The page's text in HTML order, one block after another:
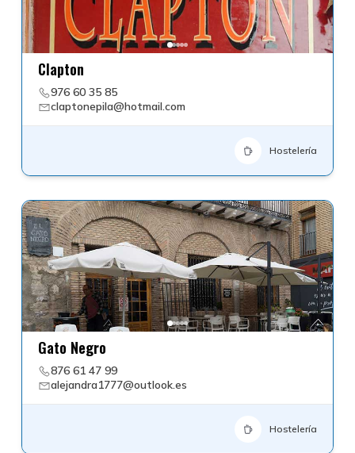
Clapton
976 60 35 85
claptonepila@hotmail.com
Hostelería
Gato Negro
876 61 47 99
alejandra1777@outlook.es
Hostelería